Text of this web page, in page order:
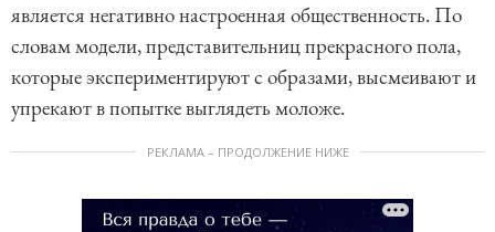
является негативно настроенная общественность. По
словам модели, представительниц прекрасного пола,
которые экспериментируют с образами, высмеивают и
упрекают в попытке выглядеть моложе.
РЕКЛАМА – ПРОДОЛЖЕНИЕ НИЖЕ